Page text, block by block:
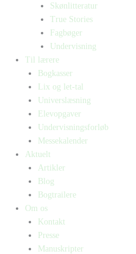
Skønlitteratur
True Stories
Fagbøger
Undervisning
Til lærere
Bogkasser
Lix og let-tal
Universlæsning
Elevopgaver
Undervisningsforløb
Messekalender
Aktuelt
Artikler
Blog
Bogtrailere
Om os
Kontakt
Presse
Manuskripter